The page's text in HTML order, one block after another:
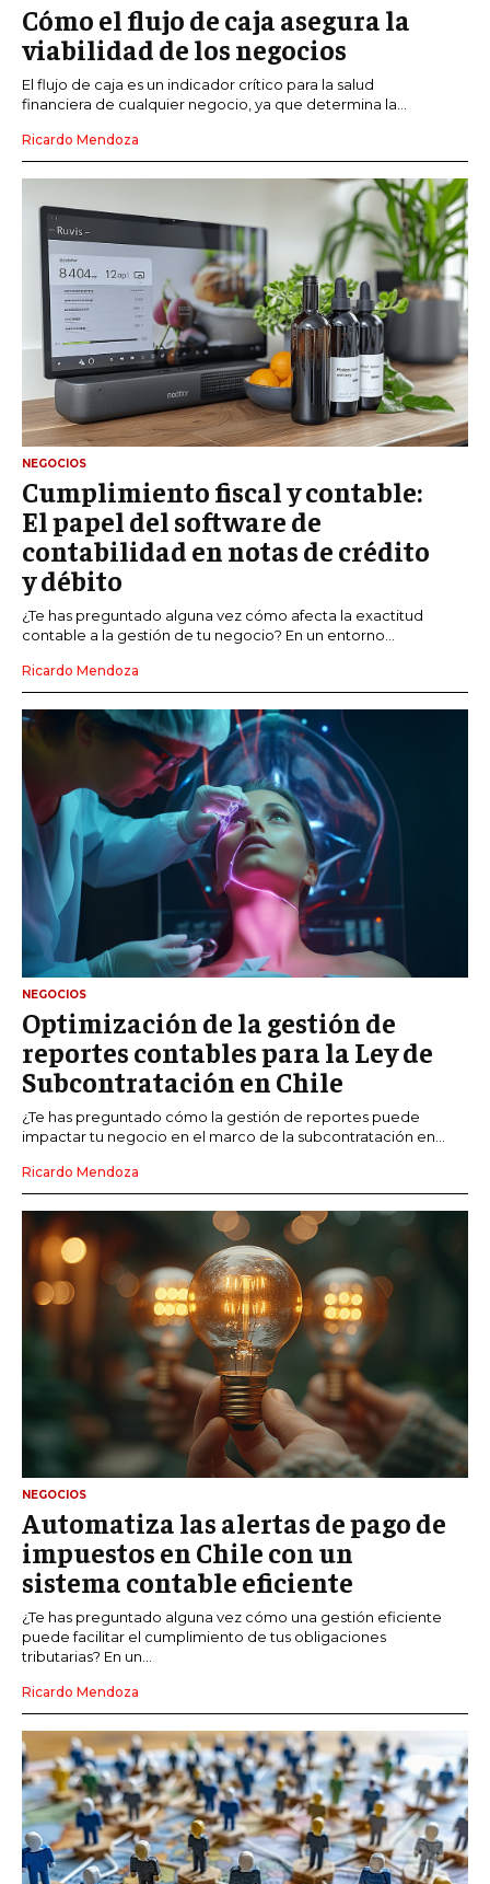
Cómo el flujo de caja asegura la
viabilidad de los negocios
El flujo de caja es un indicador crítico para la salud
financiera de cualquier negocio, ya que determina la...
Ricardo Mendoza
NEGOCIOS
Cumplimiento fiscal y contable:
El papel del software de
contabilidad en notas de crédito
y débito
¿Te has preguntado alguna vez cómo afecta la exactitud
contable a la gestión de tu negocio? En un entorno...
Ricardo Mendoza
NEGOCIOS
Optimización de la gestión de
reportes contables para la Ley de
Subcontratación en Chile
¿Te has preguntado cómo la gestión de reportes puede
impactar tu negocio en el marco de la subcontratación en...
Ricardo Mendoza
NEGOCIOS
Automatiza las alertas de pago de
impuestos en Chile con un
sistema contable eficiente
¿Te has preguntado alguna vez cómo una gestión eficiente
puede facilitar el cumplimiento de tus obligaciones
tributarias? En un...
Ricardo Mendoza